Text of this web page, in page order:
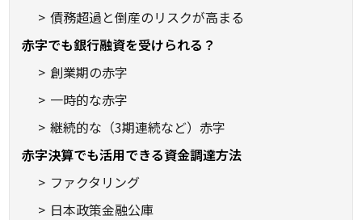
債務超過と倒産のリスクが高まる
赤字でも銀行融資を受けられる？
創業期の赤字
一時的な赤字
継続的な（3期連続など）赤字
赤字決算でも活用できる資金調達方法
ファクタリング
日本政策金融公庫